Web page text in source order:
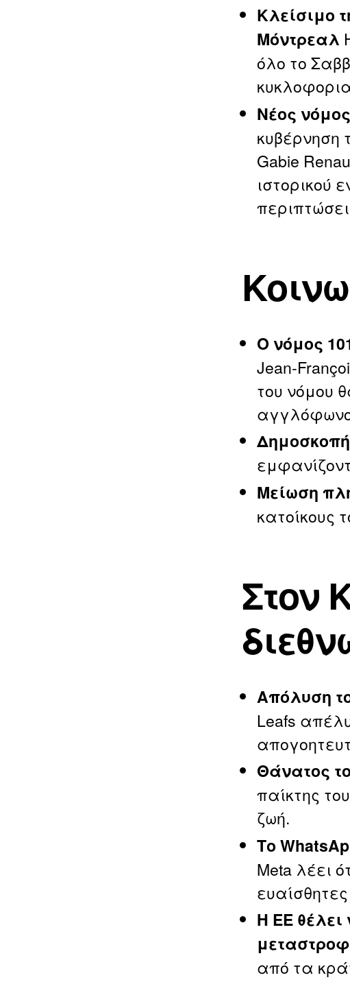
Κλείσιμο
Μόντρεαλ
όλο το
Νέος
κυβέρνηση
Gabie
ιστορικού
Ο νόμος
του νόμου
Μείωση
κατοίκους
Στον
Απόλυση
Leafs
Θάνατος
παίκτης
ζωή.
Το
Meta λέει
Η ΕΕ θέλει
από τα